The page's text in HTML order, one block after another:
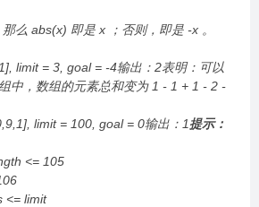
么 abs(x) 即是 x ；否则，即是 -x 。
limit = 3, goal = -4输出：2表明：可以
中，数组的元素总和变为 1 - 1 + 1 - 2 -
limit = 100, goal = 0输出：1提示：
<= 105
<= limit